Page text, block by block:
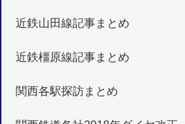
近鉄山田線記事まとめ
近鉄橿原線記事まとめ
関西各駅探訪まとめ